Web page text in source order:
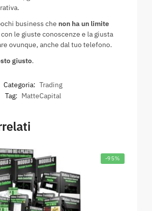
business che non ha un limite
con le giuste conoscenze e la giusta
ovunque, anche dal tuo telefono.
giusto.
Categoria: Trading
Tag: MatteCapital
-95%